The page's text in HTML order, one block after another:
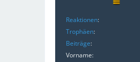
Reaktionen
Trophäen
Beiträge
Vorname